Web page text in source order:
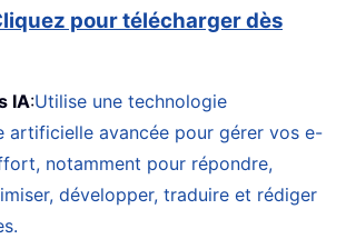
pour télécharger dès
IA:Utilise une technologie
artificielle avancée pour gérer vos e-
notamment pour répondre,
développer, traduire et rédiger